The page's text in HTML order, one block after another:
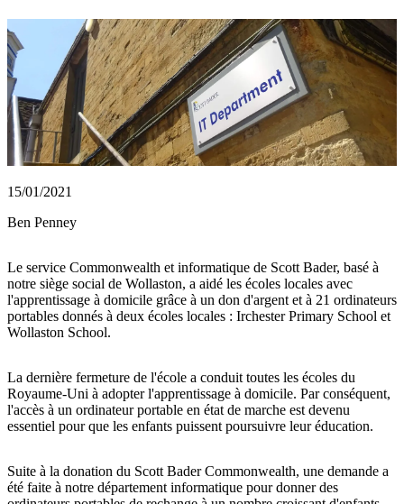
15/01/2021
Ben Penney
Le service Commonwealth et informatique de Scott Bader, basé à
notre siège social de Wollaston, a aidé les écoles locales avec
l'apprentissage à domicile grâce à un don d'argent et à 21 ordinateurs
portables donnés à deux écoles locales : Irchester Primary School et
Wollaston School.
La dernière fermeture de l'école a conduit toutes les écoles du
Royaume-Uni à adopter l'apprentissage à domicile. Par conséquent,
l'accès à un ordinateur portable en état de marche est devenu
essentiel pour que les enfants puissent poursuivre leur éducation.
Suite à la donation du Scott Bader Commonwealth, une demande a
été faite à notre département informatique pour donner des